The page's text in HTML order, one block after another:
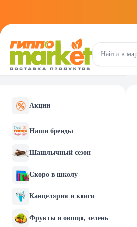
Акции
Наши бренды
Шашлычный сезон
Скоро в школу
Канцелярия и книги
Фрукты и овощи, зелень